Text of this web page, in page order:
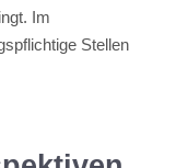
Im
Stellen